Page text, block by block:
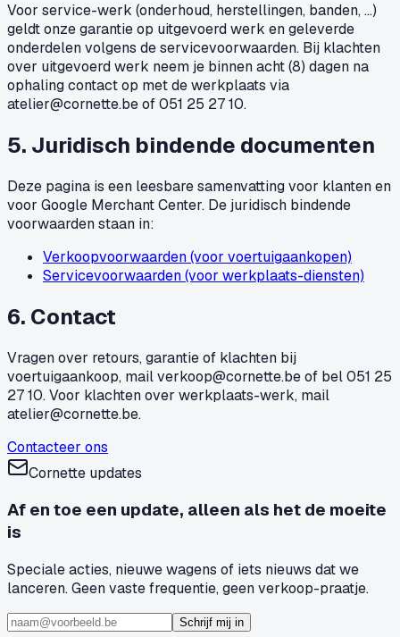
Voor service-werk (onderhoud, herstellingen, banden, ...)
geldt onze garantie op uitgevoerd werk en geleverde
onderdelen volgens de servicevoorwaarden. Bij klachten
over uitgevoerd werk neem je binnen acht (8) dagen na
ophaling contact op met de werkplaats via
atelier@cornette.beof 051 25 27 10.
5. Juridisch bindende documenten
Deze pagina is een leesbare samenvatting voor klanten en
voor Google Merchant Center. De juridisch bindende
voorwaarden staan in:
Verkoopvoorwaarden (voor voertuigaankopen)
Servicevoorwaarden (voor werkplaats-diensten)
6. Contact
Vragen over retours, garantie of klachten bij
voertuigaankoop, mailverkoop@cornette.beof bel 051 25
27 10. Voor klachten over werkplaats-werk, mail
atelier@cornette.be.
Contacteer ons
Cornette updates
Af en toe een update, alleen als het de moeite
is
Speciale acties, nieuwe wagens of iets nieuws dat we
lanceren. Geen vaste frequentie, geen verkoop-praatje.
Schrijf mij in